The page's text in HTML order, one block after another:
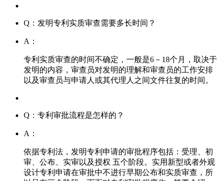
Q：发明专利实质审查需要多长时间？
A：
专利实质审查的时间不确定，一般是6－18个月，取决于
发明的内容，审查员对发明的理解和审查员的工作安排
以及审查员与申请人或其代理人之间文件往复的时间。
Q：专利审批流程是怎样的？
A：
依据专利法，发明专利申请的审批程序包括：受理、初
审、公布、实审以及授权 五个阶段。实用新型或者外观
设计专利申请在审批中不进行早期公布和实质审查，所